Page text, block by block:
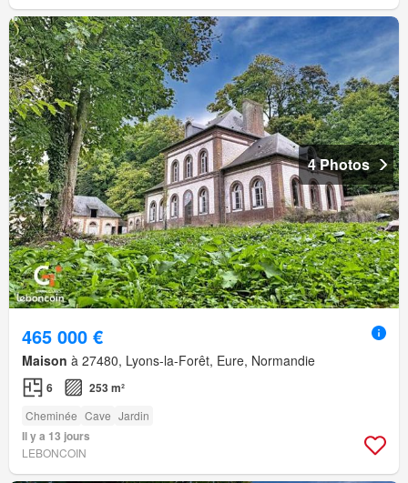
4 Photos
465 000 €
Maison à 27480, Lyons-la-Forêt, Eure, Normandie
6 253 m²
Cheminée Cave Jardin
Il y a 13 jours
LEBONCOIN